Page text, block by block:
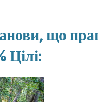
що
Цілі: